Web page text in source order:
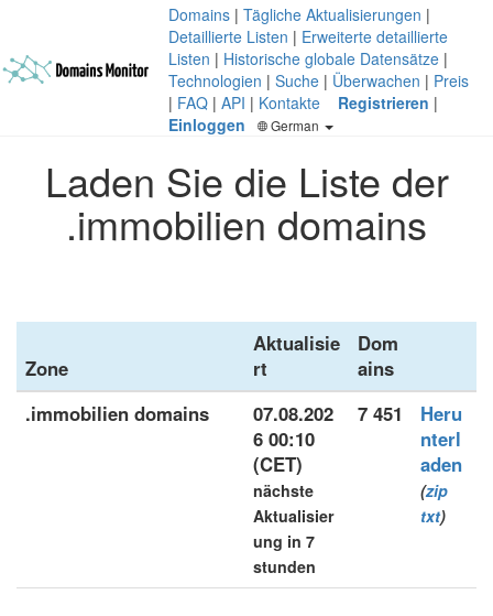
Domains | Tägliche Aktualisierungen |
Detaillierte Listen | Erweiterte detaillierte
Listen | Historische globale Datensätze |
Technologien | Suche | Überwachen | Preis
| FAQ | API | Kontakte Registrieren |
Einloggen
German
Laden Sie die Liste der
.immobilien domains
Zone
Aktualisie
rt
Dom
ains
.immobilien domains
07.08.202
6 00:10
(CET)
nächste
Aktualisier
ung in 7
stunden
7 451
Heru
nterl
aden
(zip
txt)